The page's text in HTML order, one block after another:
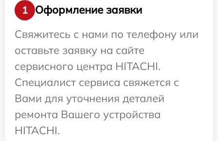
1
Оформление заявки
Свяжитесь с нами по телефону или
оставьте заявку на сайте
сервисного центра HITACHI.
Специалист сервиса свяжется с
Вами для уточнения деталей
ремонта Вашего устройства
HITACHI.